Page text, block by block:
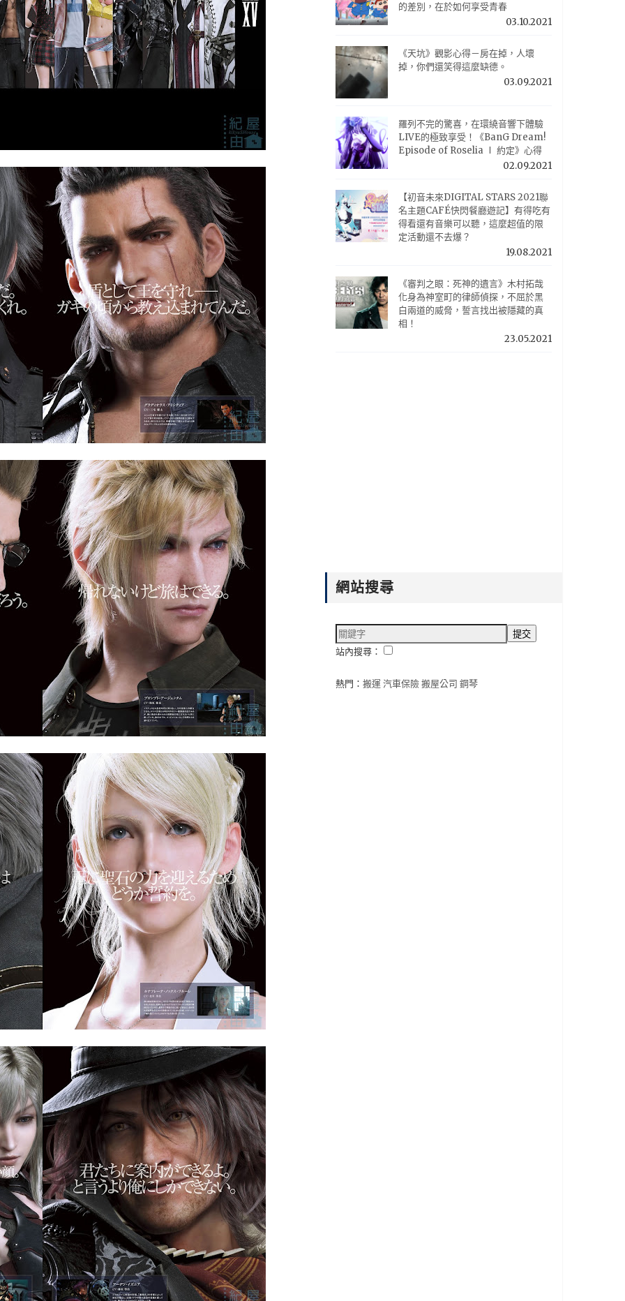
的差別，在於如何享受青春
03.10.2021
《天坑》觀影心得－房在掉，人壞
掉，你們還笑得這麼缺德。
03.09.2021
羅列不完的驚喜，在環繞音響下體驗
LIVE的極致享受！《BanG Dream!
Episode of Roselia Ⅰ 約定》心得
02.09.2021
【初音未來DIGITAL STARS 2021聯
名主題CAFÉ快閃餐廳遊記】有得吃有
得看還有音樂可以聽，這麼超值的限
定活動還不去爆？
19.08.2021
《審判之眼：死神的遺言》木村拓哉
化身為神室町的律師偵探，不屈於黑
白兩道的威脅，誓言找出被隱藏的真
相！
23.05.2021
網站搜尋
站內搜尋：
熱門： 搬運 汽車保險搬屋公司 鋼琴